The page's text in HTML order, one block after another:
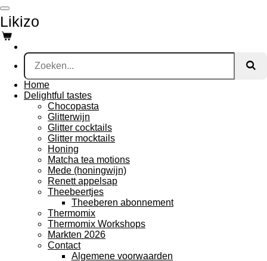
Ga
direct
naar
de
hoofdinhoud
Likizo
Home
Delightful tastes
Chocopasta
Glitterwijn
Glitter cocktails
Glitter mocktails
Honing
Matcha tea motions
Mede (honingwijn)
Renett appelsap
Theebeertjes
Theeberen abonnement
Thermomix
Thermomix Workshops
Markten 2026
Contact
Algemene voorwaarden